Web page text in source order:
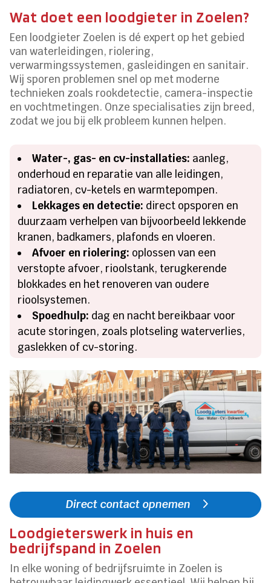
Wat doet een loodgieter in Zoelen?
Een loodgieter Zoelen is dé expert op het gebied
van waterleidingen, riolering,
verwarmingssystemen, gasleidingen en sanitair.
Wij sporen problemen snel op met moderne
technieken zoals rookdetectie, camera-inspectie
en vochtmetingen. Onze specialisaties zijn breed,
zodat we jou bij elk probleem kunnen helpen.
Water-, gas- en cv-installaties: aanleg,
onderhoud en reparatie van alle leidingen,
radiatoren, cv-ketels en warmtepompen.
Lekkages en detectie: direct opsporen en
duurzaam verhelpen van bijvoorbeeld lekkende
kranen, badkamers, plafonds en vloeren.
Afvoer en riolering: oplossen van een
verstopte afvoer, rioolstank, terugkerende
blokkades en het renoveren van oudere
rioolsystemen.
Spoedhulp: dag en nacht bereikbaar voor
acute storingen, zoals plotseling waterverlies,
gaslekken of cv-storing.
Direct contact opnemen
Loodgieterswerk in huis en
bedrijfspand in Zoelen
In elke woning of bedrijfsruimte in Zoelen is